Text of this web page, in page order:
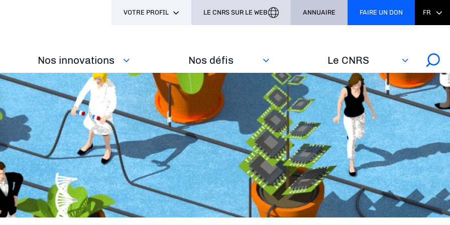
Nos innovations Nos défis‎ Le CNRS
VOTRE PROFIL LE CNRS SUR LE WEB ANNUAIRE FAIRE UN DON FR